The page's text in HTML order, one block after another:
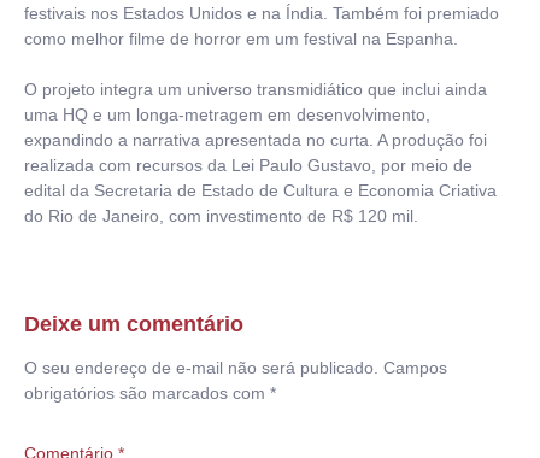
festivais nos Estados Unidos e na Índia. Também foi premiado
como melhor filme de horror em um festival na Espanha.
O projeto integra um universo transmidiático que inclui ainda
uma HQ e um longa-metragem em desenvolvimento,
expandindo a narrativa apresentada no curta. A produção foi
realizada com recursos da Lei Paulo Gustavo, por meio de
edital da Secretaria de Estado de Cultura e Economia Criativa
do Rio de Janeiro, com investimento de R$ 120 mil.
Deixe um comentário
O seu endereço de e-mail não será publicado. Campos
obrigatórios são marcados com *
Comentário *